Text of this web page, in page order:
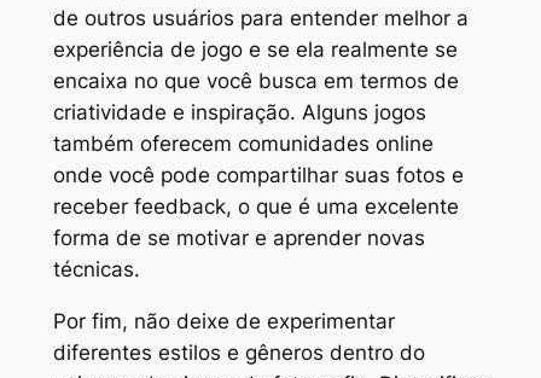
de outros usuários para entender melhor a
experiência de jogo e se ela realmente se
encaixa no que você busca em termos de
criatividade e inspiração. Alguns jogos
também oferecem comunidades online
onde você pode compartilhar suas fotos e
receber feedback, o que é uma excelente
forma de se motivar e aprender novas
técnicas.
Por fim, não deixe de experimentar
diferentes estilos e gêneros dentro do